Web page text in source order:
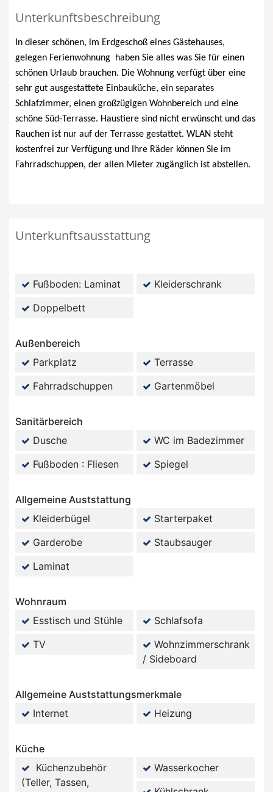
Unterkunftsbeschreibung
In dieser schönen, im Erdgeschoß eines Gästehauses,
gelegen Ferienwohnung
haben Sie alles was Sie für einen
schönen Urlaub brauchen. Die Wohnung verfügt über eine
sehr gut ausgestattete Einbauküche, ein separates
Schlafzimmer, einen großzügigen Wohnbereich und eine
schöne Süd-Terrasse. Haustiere sind nicht erwünscht und das
Rauchen ist nur auf der Terrasse gestattet. WLAN steht
kostenfrei zur Verfügung und Ihre Räder können Sie im
Fahrradschuppen, der allen Mieter zugänglich ist abstellen.
Unterkunftsausstattung
Fußboden: Laminat
Kleiderschrank
Doppelbett
Außenbereich
Parkplatz
Terrasse
Fahrradschuppen
Gartenmöbel
Sanitärbereich
Dusche
WC im Badezimmer
Fußboden : Fliesen
Spiegel
Allgemeine Auststattung
Kleiderbügel
Starterpaket
Garderobe
Staubsauger
Laminat
Wohnraum
Esstisch und Stühle
Schlafsofa
TV
Wohnzimmerschrank
/ Sideboard
Allgemeine Auststattungsmerkmale
Internet
Heizung
Küche
Küchenzubehör
(Teller, Tassen,
Wasserkocher